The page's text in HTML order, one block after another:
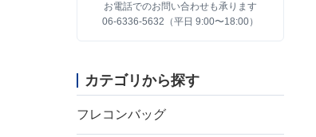
お電話でのお問い合わせも承ります
06-6336-5632（平日 9:00〜18:00）
カテゴリから探す
フレコンバッグ